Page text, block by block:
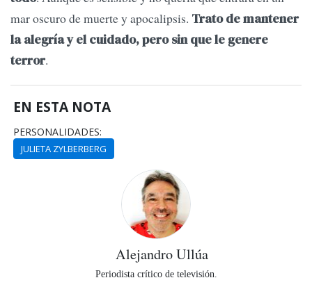
mar oscuro de muerte y apocalipsis. Trato de mantener
la alegría y el cuidado, pero sin que le genere
terror.
EN ESTA NOTA
PERSONALIDADES:
JULIETA ZYLBERBERG
Alejandro Ullúa
Periodista crítico de televisión.